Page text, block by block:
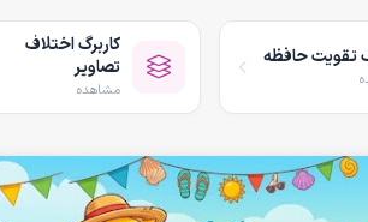
الفبا
تقویت حافظه
کاربرگ اختلاف
تصاویر
مشاهده